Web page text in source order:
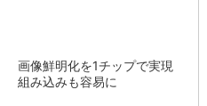
画像鮮明化を1チップで実現
組み込みも容易に